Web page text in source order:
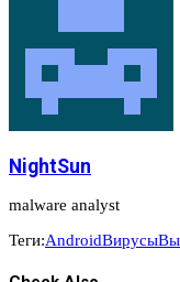
NightSun
malware analyst
Теги:AndroidВирусы